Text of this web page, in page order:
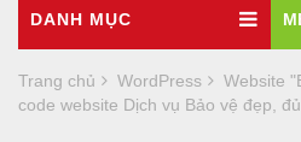
DANH MỤC
Trang chủ WordPress Website
code website Dịch vụ Bảo vệ đẹp,